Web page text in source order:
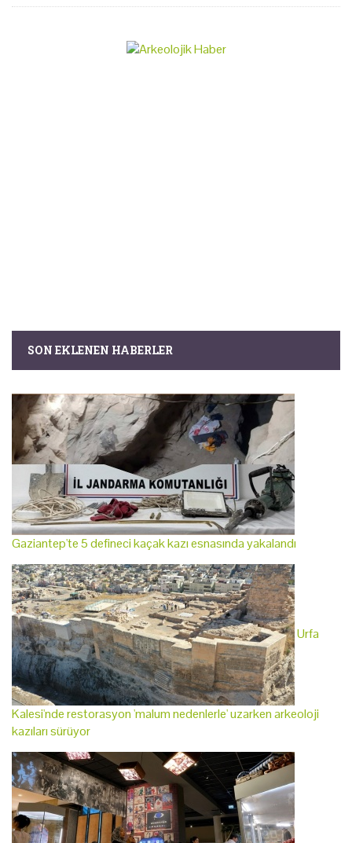
SON EKLENEN HABERLER
Gaziantep'te 5 defineci kaçak kazı esnasında yakalandı
Urfa
Kalesi'nde restorasyon 'malum nedenlerle' uzarken arkeoloji
kazıları sürüyor